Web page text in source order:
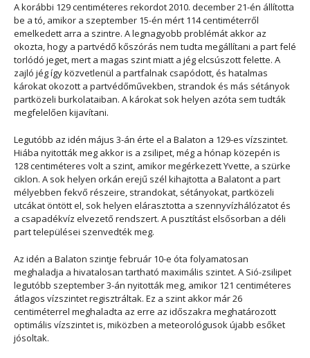
A korábbi 129 centiméteres rekordot 2010. december 21-én állította
be a tó, amikor a szeptember 15-én mért 114 centiméterről
emelkedett arra a szintre. A legnagyobb problémát akkor az
okozta, hogy a partvédő kőszórás nem tudta megállítani a part felé
torlódó jeget, mert a magas szint miatt a jég elcsúszott felette. A
zajló jég így közvetlenül a partfalnak csapódott, és hatalmas
károkat okozott a partvédőművekben, strandok és más sétányok
partközeli burkolataiban. A károkat sok helyen azóta sem tudták
megfelelően kijavítani.
Legutóbb az idén május 3-án érte el a Balaton a 129-es vízszintet.
Hiába nyitották meg akkor is a zsilipet, még a hónap közepén is
128 centiméteres volt a szint, amikor megérkezett Yvette, a szürke
ciklon. A sok helyen orkán erejű szél kihajtotta a Balatont a part
mélyebben fekvő részeire, strandokat, sétányokat, partközeli
utcákat öntött el, sok helyen elárasztotta a szennyvízhálózatot és
a csapadékvíz elvezető rendszert. A pusztítást elsősorban a déli
part települései szenvedték meg.
Az idén a Balaton szintje február 10-e óta folyamatosan
meghaladja a hivatalosan tartható maximális szintet. A Sió-zsilipet
legutóbb szeptember 3-án nyitották meg, amikor 121 centiméteres
átlagos vízszintet regisztráltak. Ez a szint akkor már 26
centiméterrel meghaladta az erre az időszakra meghatározott
optimális vízszintet is, miközben a meteorológusok újabb esőket
jósoltak.